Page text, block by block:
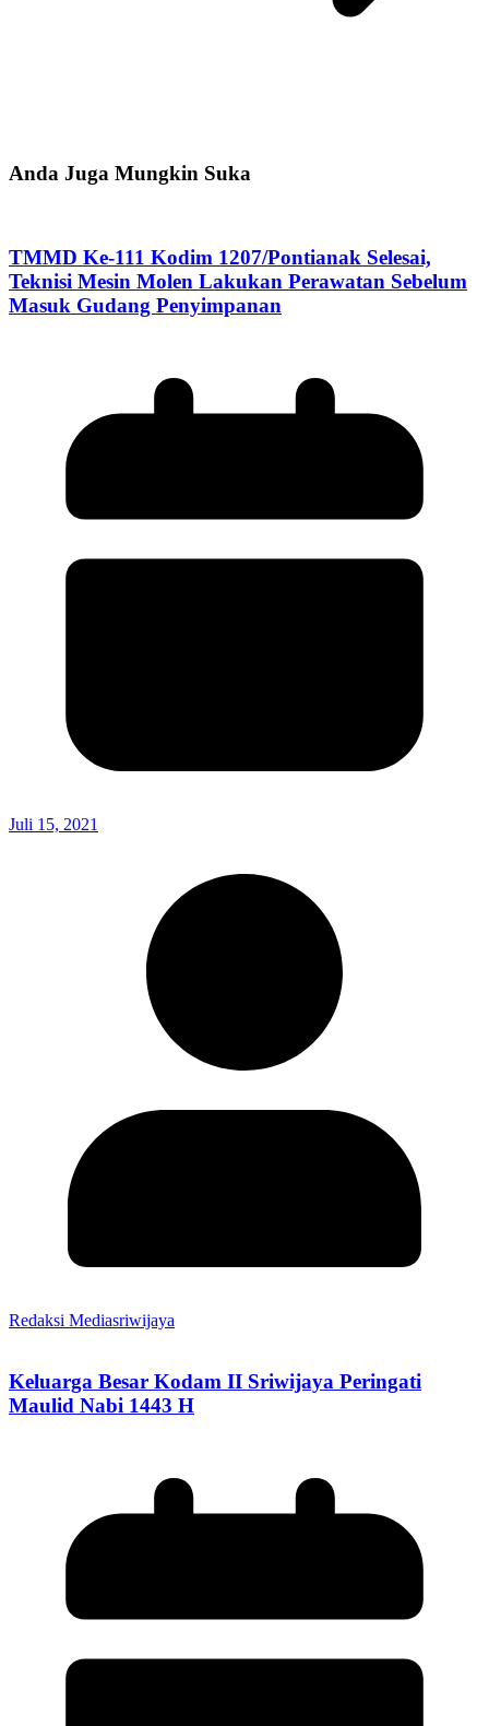
Anda Juga Mungkin Suka
TMMD Ke-111 Kodim 1207/Pontianak Selesai,
Teknisi Mesin Molen Lakukan Perawatan Sebelum
Masuk Gudang Penyimpanan
Juli 15, 2021
Redaksi Mediasriwijaya
Keluarga Besar Kodam II Sriwijaya Peringati
Maulid Nabi 1443 H